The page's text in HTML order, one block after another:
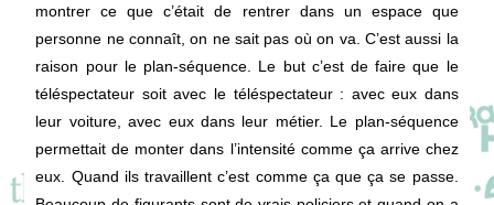
montrer ce que c’était de rentrer dans un espace que
personne ne connaît, on ne sait pas où on va. C’est aussi la
raison pour le plan-séquence. Le but c’est de faire que le
téléspectateur soit avec le téléspectateur : avec eux dans
leur voiture, avec eux dans leur métier. Le plan-séquence
permettait de monter dans l’intensité comme ça arrive chez
eux. Quand ils travaillent c’est comme ça que ça se passe.